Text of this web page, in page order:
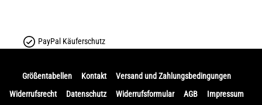
PayPal Käuferschutz
Größentabellen Kontakt
Versand und Zahlungsbedingungen
Widerrufsrecht
Datenschutz Widerrufsformular AGB Impressum